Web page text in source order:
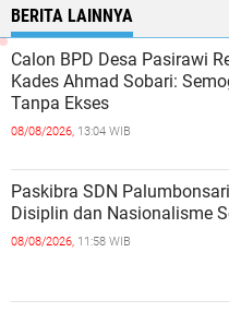
BERITA LAINNYA
Calon BPD Desa Pasirawi
Kades Ahmad Sobari:
Tanpa Ekses
08/08/2026, 13:04 WIB
Paskibra SDN
Disiplin dan Nasionalisme
08/08/2026, 11:58 WIB